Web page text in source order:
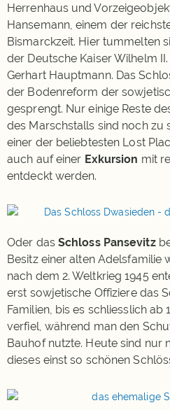
Herrenhaus und
Hansemann, einem der
Bismarckzeit. Hier tummelten
der Deutsche Kaiser Wilhelm
Gerhart Hauptmann. Das
der Bodenreform der
gesprengt. Nur einige Reste
des Marschstalls sind noch zu
einer der beliebtesten Lost
auch auf einer Exkursion mit
entdeckt werden.
Oder das Schloss Pansevitz
Besitz einer alten Adelsfamilie
nach dem 2. Weltkrieg 1945
erst sowjetische Offiziere das
Familien, bis es schliesslich
verfiel, während man den
Bauhof nutzte. Heute sind nur
dieses einst so schönen